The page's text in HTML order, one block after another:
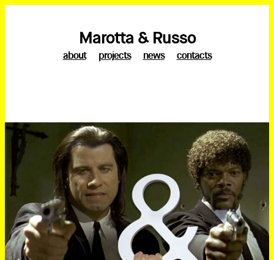
Marotta & Russo
about projects news contacts